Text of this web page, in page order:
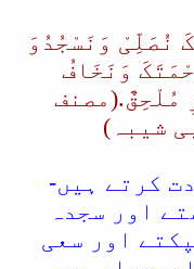
نُصَلِّیْ وَنَسْجُدُوَ
وَنَخَافُ
مُلْحِقٌ.(مصنف
شیبہ)
کرتے ہیں-
اور سجدہ
اور سعی